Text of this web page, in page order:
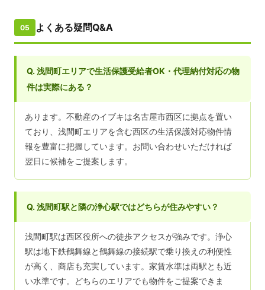
05 よくある疑問Q&A
Q. 浅間町エリアで生活保護受給者OK・代理納付対応の物
件は実際にある？
あります。不動産のイブキは名古屋市西区に拠点を置い
ており、浅間町エリアを含む西区の生活保護対応物件情
報を豊富に把握しています。お問い合わせいただければ
翌日に候補をご提案します。
Q. 浅間町駅と隣の浄心駅ではどちらが住みやすい？
浅間町駅は西区役所への徒歩アクセスが強みです。浄心
駅は地下鉄鶴舞線と鶴舞線の接続駅で乗り換えの利便性
が高く、商店も充実しています。家賃水準は両駅とも近
い水準です。どちらのエリアでも物件をご提案できま